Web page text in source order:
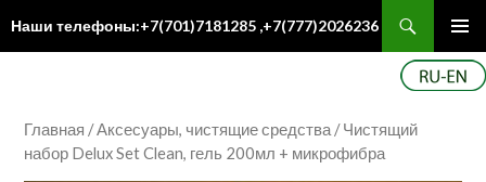
Наши телефоны:+7(701)7181285 ,+7(777)2026236
Главная /Аксесуары, чистящие средства / Чистящий
набор Delux Set Clean, гель 200мл + микрофибра